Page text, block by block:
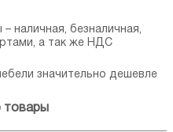
наличная, безналичная,
а так же НДС
значительно дешевле
товары